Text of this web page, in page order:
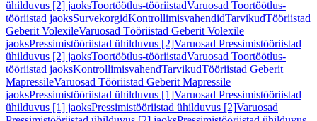
ühilduvus [2] jaoksToortöötlus-tööriistadVaruosad Toortöötlus-
tööriistad jaoksSurvekorgidKontrollimisvahendidTarvikudTööriistad
Geberit VolexileVaruosad Tööriistad Geberit Volexile
jaoksPressimistööriistad ühilduvus [2]Varuosad Pressimistööriistad
ühilduvus [2] jaoksToortöötlus-tööriistadVaruosad Toortöötlus-
tööriistad jaoksKontrollimisvahendTarvikudTööriistad Geberit
MapressileVaruosad Tööriistad Geberit Mapressile
jaoksPressimistööriistad ühilduvus [1]Varuosad Pressimistööriistad
ühilduvus [1] jaoksPressimistööriistad ühilduvus [2]Varuosad